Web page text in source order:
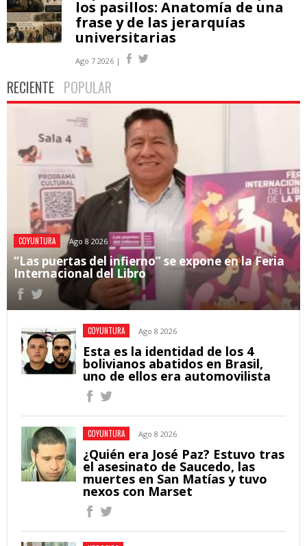
los pasillos: Anatomía de una
frase y de las jerarquías
universitarias
Ago 7 2026 |
RECIENTE POPULAR
COYUNTURA Ago 8 2026
“Las puertas del infierno” se expone en la Feria
Internacional del Libro
COYUNTURA Ago 8 2026
Esta es la identidad de los 4
bolivianos abatidos en Brasil,
uno de ellos era automovilista
COYUNTURA Ago 8 2026
¿Quién era José Paz? Estuvo tras
el asesinato de Saucedo, las
muertes en San Matías y tuvo
nexos con Marset